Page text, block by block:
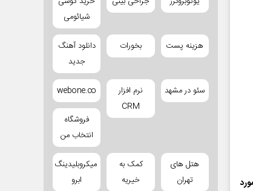
شیائومی
هزینه پست بخورات
دانلود آهنگ
جدید
سئو در مشهد
نرم افزار
CRM
webone.co
فروشگاه
انتخاب من
هتل های
تهران
کمک به
خیریه
میکروبلیدینگ
ابرو